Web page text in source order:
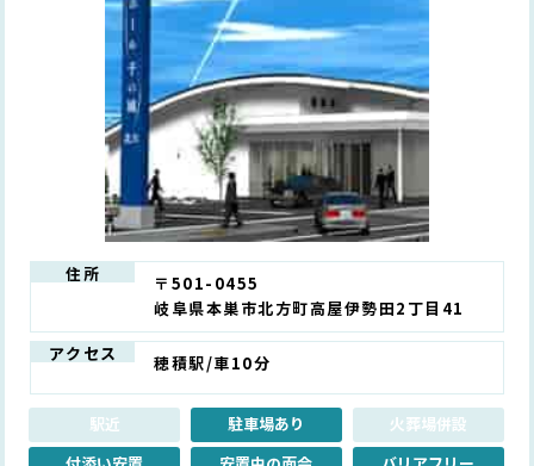
住所
〒501-0455
岐阜県本巣市北方町高屋伊勢田2丁目41
アクセス 穂積駅/車10分
駅近 駐車場あり
火葬場併設